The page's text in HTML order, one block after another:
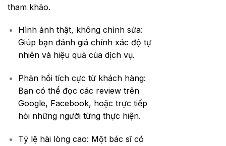
tham khảo.
Hình ảnh thật, không chỉnh sửa:
Giúp bạn đánh giá chính xác độ tự
nhiên và hiệu quả của dịch vụ.
Phản hồi tích cực từ khách hàng:
Bạn có thể đọc các review trên
Google, Facebook, hoặc trực tiếp
hỏi những người từng thực hiện.
Tỷ lệ hài lòng cao: Một bác sĩ có